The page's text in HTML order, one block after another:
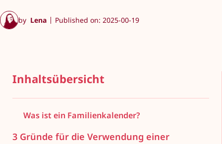
by Lena Published on: 2025-00-19
Inhaltsübersicht
Was ist ein Familienkalender?
3 Gründe für die Verwendung einer